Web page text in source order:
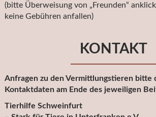
(bitte Überweisung von „Freunden“
keine Gebühren anfallen)
KONTAKT
Anfragen zu den Vermittlungstieren bitte
Kontaktdaten am Ende des jeweiligen
Tierhilfe Schweinfurt